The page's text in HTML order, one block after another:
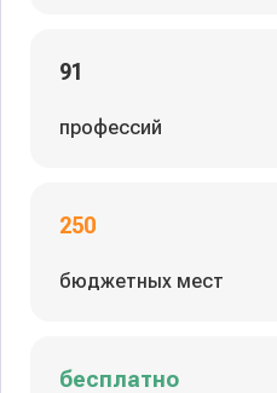
91
профессий
250
бюджетных мест
бесплатно